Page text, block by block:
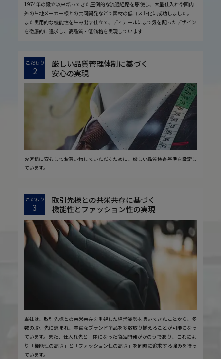
1974年の設立以来培ってきた圧倒的な流通経路を駆使し、大量仕入れや国内
外の生地メーカー様との共同開発などで素材の低コスト化に成功しました。
また実用的な機能性を生み出す仕立て、ディテールにまで気を配ったデザイン
を徹底的に追求し、高品質・低価格を実現しています
こだわり
2
厳しい品質管理体制に基づく
安心の実現
お客様に安心してお買い物していただくために、厳しい品質検査基準を設定し
ています。
こだわり
3
取引先様との共栄共存に基づく
機能性とファッション性の実現
当社は、取引先様との共栄共存を重視した経営姿勢を貫いてきたことから、多
数の取引先に恵まれ、豊富なブランド商品を多数取り揃えることが可能になっ
ています。また、仕入れ先と一体になった商品開発がかのうであり、これによ
り「機能性の高さ」と「ファッション性の高さ」を同時に追求する強みを持っ
ています。